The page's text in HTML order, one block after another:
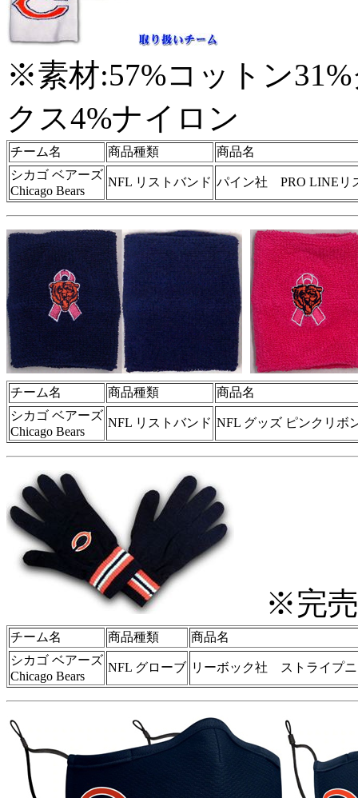
※素材:57%コットン
クス4%ナイロン
チーム名 商品種類
商品名
シカゴ ベアーズ
Chicago Bears
NFL リストバンド パイン社 PRO LINEリ
チーム名 商品種類
商品名
シカゴ ベアーズ
Chicago Bears
NFL リストバンド NFL グッズ ピンクリボ
※完売
チーム名 商品種類
商品名
シカゴ ベアーズ
Chicago Bears
NFL グローブ リーボック社 ストライプ